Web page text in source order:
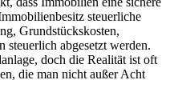
steuerliche
Grundstückskosten,
steuerlich abgesetzt werden.
doch die Realität ist oft
die man nicht außer Acht